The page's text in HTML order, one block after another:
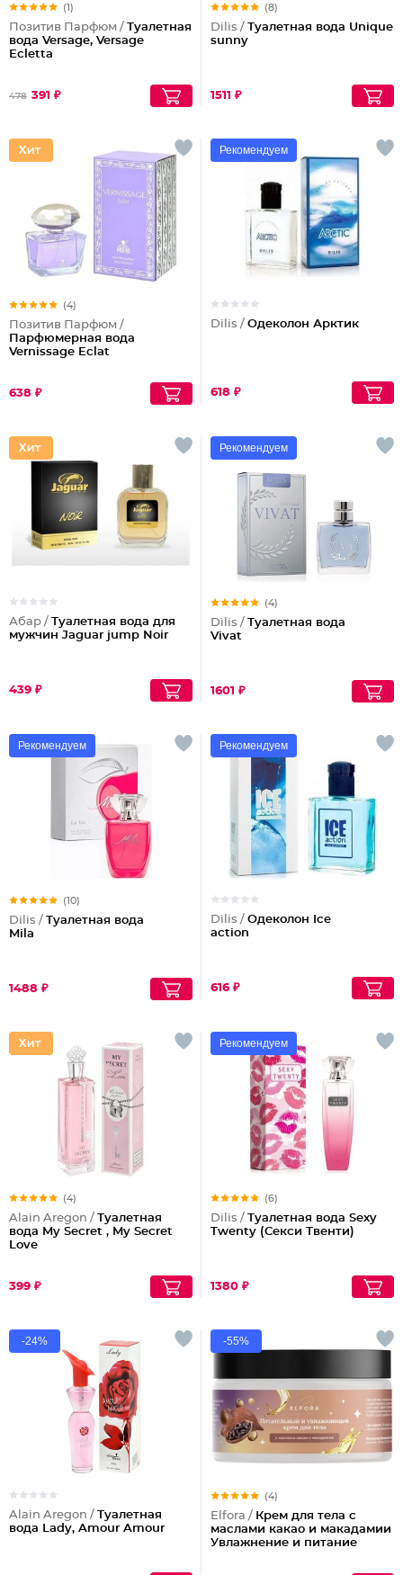
(1)
Позитив Парфюм / Туалетная
вода Versage, Versage
Еcletta
478 391 ₽
(8)
Dilis / Туалетная вода Unique
sunny
1511 ₽
(4)
Позитив Парфюм /
Парфюмерная вода
Vernissage Eclat
638 ₽
Рекомендуем
Dilis / Одеколон Арктик
618 ₽
Абар / Туалетная вода для
мужчин Jaguar jump Noir
439 ₽
Рекомендуем
(4)
Dilis / Туалетная вода
Vivat
1601 ₽
Рекомендуем
(10)
Dilis / Туалетная вода
Mila
1488 ₽
Рекомендуем
Dilis / Одеколон Ice
action
616 ₽
(4)
Alain Aregon / Туалетная
вода My Secret , My Secret
Love
399 ₽
Рекомендуем
(6)
Dilis / Туалетная вода Sexy
Twenty (Секси Твенти)
1380 ₽
-24%
Alain Aregon / Туалетная
вода Lady, Amour Amour
-55%
(4)
Elfora / Крем для тела с
маслами какао и макадамии
Увлажнение и питание